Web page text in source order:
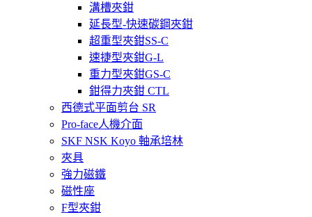
溝槽夾鉗
延長型-快速碳鋼夾鉗
超重型夾鉗SS-C
速捷型夾鉗G-L
重力型夾鉗GS-C
鉗得力夾鉗 CTL
西德式平面剪台 SR
Pro-face人機介面
SKF NSK Koyo 軸承培林
夾具
強力磁鐵
磁性座
F型夾鉗